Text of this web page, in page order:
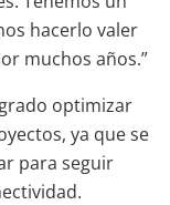
hacerlo valer
muchos años.”
optimizar
ya que se
para seguir